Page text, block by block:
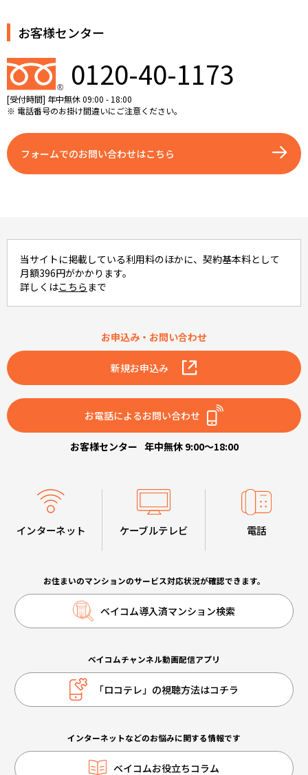
お客様センター
0120-40-1173
[受付時間] 年中無休 09:00 - 18:00
※ 電話番号のお掛け間違いにご注意ください。
フォームでのお問い合わせはこちら
当サイトに掲載している利用料のほかに、契約基本料として
月額396円がかかります。
詳しくはこちら まで
お申込み・お問い合わせ
新規お申込み
お電話によるお問い合わせ
お客様センター 年中無休 9:00～18:00
インターネット ケーブルテレビ 電話
お住まいのマンションのサービス対応状況が確認できます。
ベイコム導入済マンション検索
ベイコムチャンネル動画配信アプリ
「ロコテレ」の視聴方法はコチラ
インターネットなどのお悩みに関する情報です
ベイコムお役立ちコラム